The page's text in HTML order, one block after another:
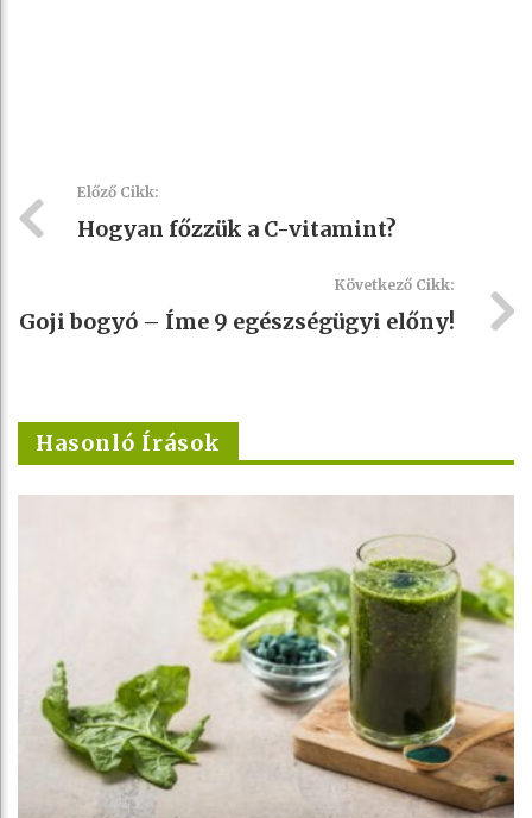
Előző Cikk:
Hogyan főzzük a C-vitamint?
Következő Cikk:
Goji bogyó – Íme 9 egészségügyi előny!
Hasonló Írások